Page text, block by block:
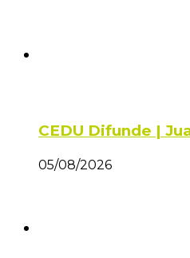
CEDU Difunde |
05/08/2026